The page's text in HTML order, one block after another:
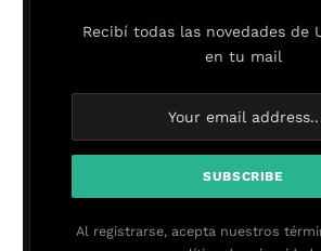
Recibí todas las novedades de
en tu mail
Al registrarse, acepta nuestros